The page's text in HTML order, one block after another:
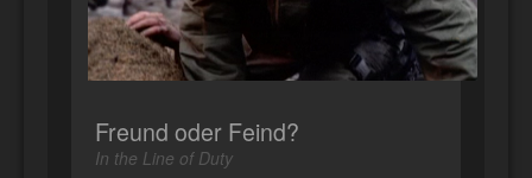
Freund oder Feind?
In the Line of Duty